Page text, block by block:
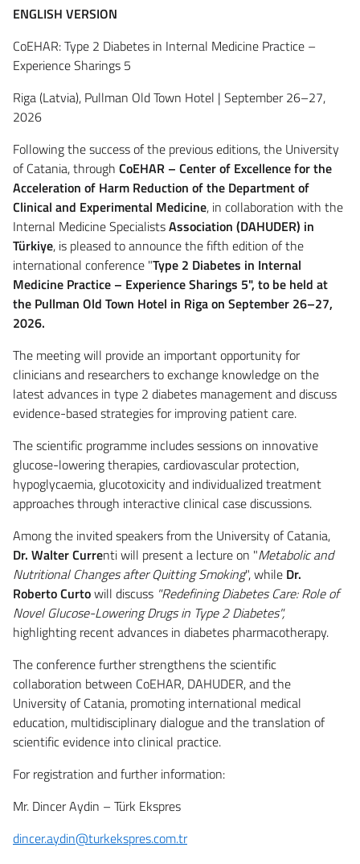
ENGLISH VERSION
CoEHAR: Type 2 Diabetes in Internal Medicine Practice –
Experience Sharings 5
Riga (Latvia), Pullman Old Town Hotel | September 26–27,
2026
Following the success of the previous editions, the University
of Catania, through CoEHAR – Center of Excellence for the
Acceleration of Harm Reduction of the Department of
Clinical and Experimental Medicine, in collaboration with the
Internal Medicine SpecialistsAssociation (DAHUDER) in
Türkiye, is pleased to announce the fifth edition of the
international conference "Type 2 Diabetes in Internal
Medicine Practice – Experience Sharings 5", to be held at
the Pullman Old Town Hotel in Riga on September 26–27,
2026.
The meeting will provide an important opportunity for
clinicians and researchers to exchange knowledge on the
latest advances in type 2 diabetes management and discuss
evidence-based strategies for improving patient care.
The scientific programme includes sessions on innovative
glucose-lowering therapies, cardiovascular protection,
hypoglycaemia, glucotoxicity and individualized treatment
approaches through interactive clinical case discussions.
Among the invited speakers from the University of Catania,
Dr. Walter Currenti will present a lecture on "Metabolic and
Nutritional Changes after Quitting Smoking", while Dr.
Roberto Curtowill discuss "Redefining Diabetes Care: Role of
Novel Glucose-Lowering Drugs in Type 2 Diabetes",
highlighting recent advances in diabetes pharmacotherapy.
The conference further strengthens the scientific
collaboration between CoEHAR, DAHUDER, and the
University of Catania, promoting international medical
education, multidisciplinary dialogue and the translation of
scientific evidence into clinical practice.
For registration and further information:
Mr. Dincer Aydin – Türk Ekspres
dincer.aydin@turkekspres.com.tr